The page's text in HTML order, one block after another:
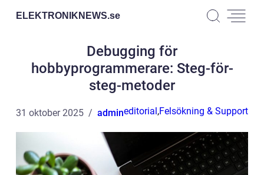
ELEKTRONIKNEWS.se
Debugging för
hobbyprogrammerare: Steg-för-
steg-metoder
31 oktober 2025 admineditorial,Felsökning & Support